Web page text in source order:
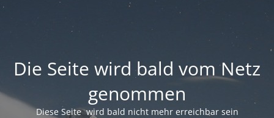
Die Seite wird bald vom Netz
genommen
Diese Seite wird bald nicht mehr erreichbar sein